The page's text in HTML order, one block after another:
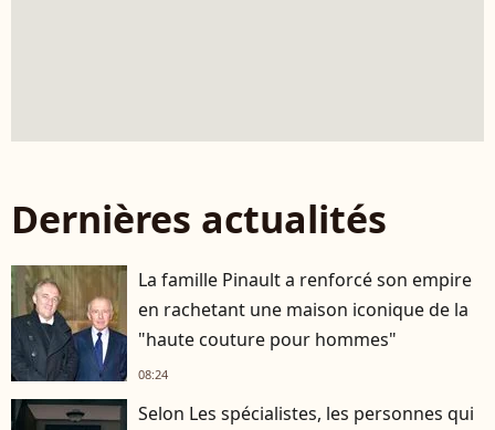
Dernières actualités
La famille Pinault a renforcé son empire
en rachetant une maison iconique de la
"haute couture pour hommes"
08:24
Selon Les spécialistes, les personnes qui